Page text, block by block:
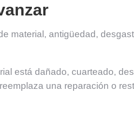
material, antigüedad,
está dañado, cuarteado,
una reparación o